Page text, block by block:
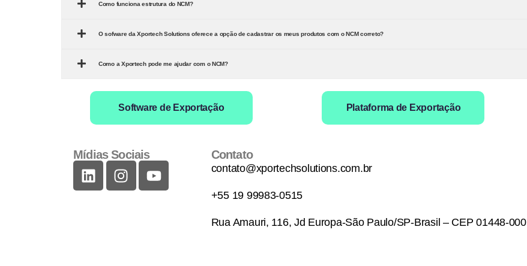
Como funciona estrutura do NCM?
O sofware da Xportech Solutions oferece a opção de cadastrar os meus produtos com o NCM correto?
Como a Xportech pode me ajudar com o NCM?
Software de Exportação Plataforma de Exportação
Mídias Sociais Contato
contato@xportechsolutions.com.br
+55 19 99983-0515
Rua Amauri, 116, Jd Europa-São Paulo/SP-Brasil – CEP 01448-000